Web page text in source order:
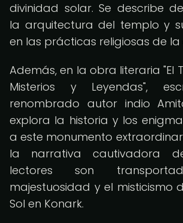
divinidad solar. Se describe
la arquitectura del templo y
en las prácticas religiosas de
Además, en la obra literaria "El
Misterios y Leyendas",
renombrado autor indio
explora la historia y los
a este monumento
la narrativa cautivadora
lectores son
majestuosidad y el misticismo
Sol en Konark.